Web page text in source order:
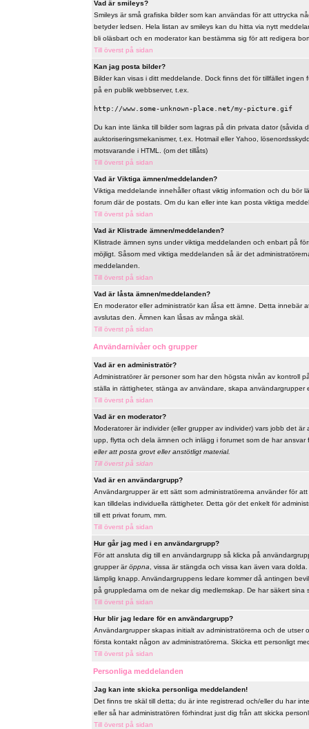
Vad är smileys?
Smileys är små grafiska bilder som kan användas för att uttrycka
betyder ledsen. Hela listan av smileys kan du hitta via nytt
bli oläsbart och en moderator kan bestämma sig för att redigera
Till överst på sidan
Kan jag posta bilder?
Bilder kan visas i ditt meddelande. Dock finns det för tillfället
på en publik webbserver, t.ex.
http://www.some-unknown-place.net/my-picture.gif
Du kan inte länka till bilder som lagras på din privata dator (såvida
auktoriseringsmekanismer, t.ex. Hotmail eller Yahoo,
motsvarande i HTML. (om det tillåts)
Till överst på sidan
Vad är Viktiga ämnen/meddelanden?
Viktiga meddelande innehåller oftast viktig information och du bör
forum där de postats. Om du kan eller inte kan posta viktiga
Till överst på sidan
Vad är Klistrade ämnen/meddelanden?
Klistrade ämnen syns under viktiga meddelanden och enbart på
möjligt. Såsom med viktiga meddelanden så är det
meddelanden.
Till överst på sidan
Vad är låsta ämnen/meddelanden?
En moderator eller administratör kan låsa ett ämne. Detta innebär
avslutas den. Ämnen kan låsas av många skäl.
Till överst på sidan
Användarnivåer och grupper
Vad är en administratör?
Administratörer är personer som har den högsta nivån av kontroll
ställa in rättigheter, stänga av användare, skapa användargrupper
Till överst på sidan
Vad är en moderator?
Moderatorer är individer (eller grupper av individer) vars jobb det
upp, flytta och dela ämnen och inlägg i forumet som de har
eller att posta grovt eller anstötligt material.
Till överst på sidan
Vad är en användargrupp?
Användargrupper är ett sätt som administratörerna använder för
kan tilldelas individuella rättigheter. Detta gör det enkelt för
till ett privat forum, mm.
Till överst på sidan
Hur går jag med i en användargrupp?
För att ansluta dig till en användargrupp så klicka på
grupper äröppna , vissa är stängda och vissa kan även vara
lämplig knapp. Användargruppens ledare kommer då antingen
på gruppledarna om de nekar dig medlemskap. De har säkert sina
Till överst på sidan
Hur blir jag ledare för en användargrupp?
Användargrupper skapas initialt av administratörerna och de
första kontakt någon av administratörerna. Skicka ett personligt
Till överst på sidan
Personliga meddelanden
Jag kan inte skicka personliga meddelanden!
Det finns tre skäl till detta; du är inte registrerad och/eller du har
eller så har administratören förhindrat just dig från att skicka
Till överst på sidan